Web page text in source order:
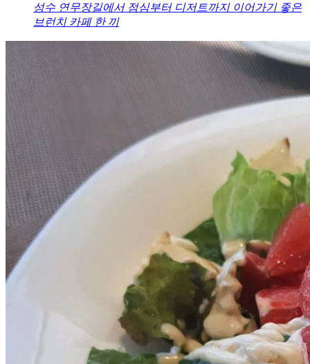
성수 연무장길에서 점심부터 디저트까지 이어가기 좋은
브런치 카페 한 끼